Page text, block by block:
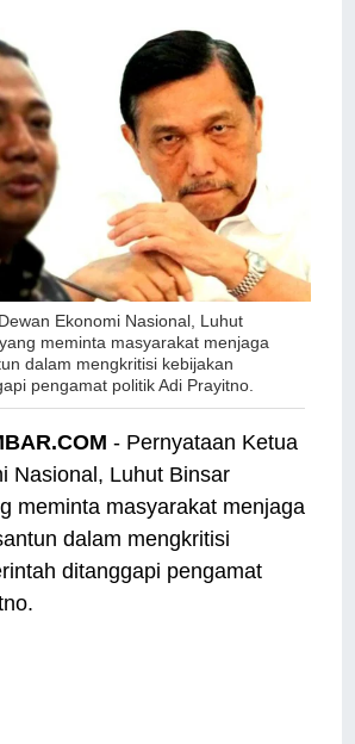
Ekonomi Nasional, Luhut
meminta masyarakat menjaga
dalam mengkritisi kebijakan
pengamat politik Adi Prayitno.
- Pernyataan Ketua
Nasional, Luhut Binsar
meminta masyarakat menjaga
dalam mengkritisi
ditanggapi pengamat